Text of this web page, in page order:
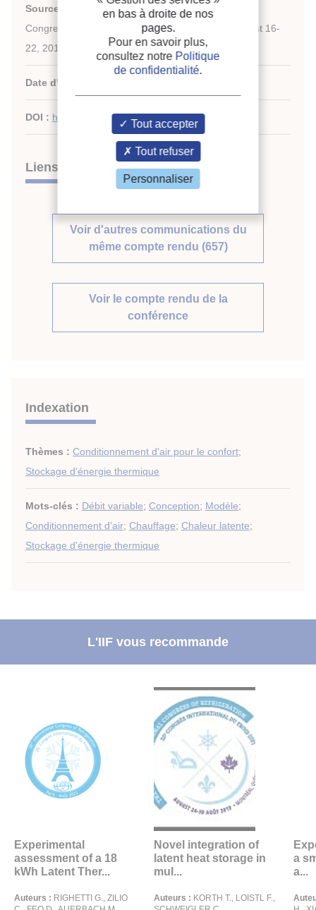
Source :
Proceedings of the 24th IIR International
Congress of Refrigeration: Yokohama, Japan, August 16-
22, 2015.
Date d'édition :
DOI : http://dx.doi.org/10.18462/iir.icr.2015.0566
Liens
Voir d'autres communications du
même compte rendu (657)
Voir le compte rendu de la
conférence
Indexation
Thèmes : Conditionnement d'air pour le confort;
Stockage d'énergie thermique
Mots-clés : Débit variable; Conception; Modèle;
Conditionnement d'air; Chauffage; Chaleur latente;
Stockage d'énergie thermique
L'IIF vous recommande
Experimental
assessment of a 18
kWh Latent Ther...
Auteurs : RIGHETTI G., ZILIO
Novel integration of
latent heat storage in
mul...
Auteurs : KORTH T., LOISTL F.,
a
a...
en bas à droite de nos
pages.
Pour en savoir plus,
consultez notre Politique
de confidentialité.
Tout accepter
Tout refuser
Personnaliser